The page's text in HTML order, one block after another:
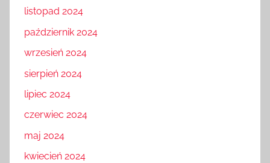
listopad 2024
październik 2024
wrzesień 2024
sierpień 2024
lipiec 2024
czerwiec 2024
maj 2024
kwiecień 2024